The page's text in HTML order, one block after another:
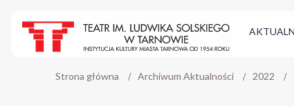
Strona główna Archiwum Aktualności 2022